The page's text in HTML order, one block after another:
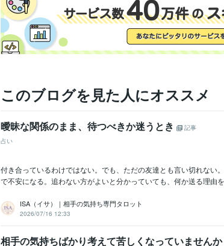
占い 質問①つ⭐タロット占い チャッ
恋愛 相手の気持ち 片想い 両想い
このブログを見た人にオススメ
曖昧な関係のまま、待つべきか迷うとき
記事
占い
付き合っているわけではない。でも、ただの友達とも言い切れない
で不安になる。追わない方がよいと分かっていても、何か送る理由
ISA（イサ）｜相手の気持ち専門タロット
2026/07/16 12:33
相手の気持ちばかり考えて苦しくなっていませんか